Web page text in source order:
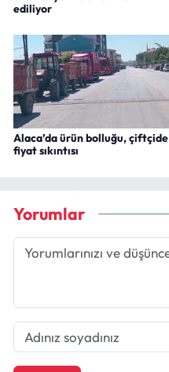
ediliyor
Alaca’da ürün bolluğu, çiftçide
fiyat sıkıntısı
Yorumlar